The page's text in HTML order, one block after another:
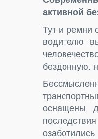
активной
Тут и ремни
водителю
бездонную,
оснащены